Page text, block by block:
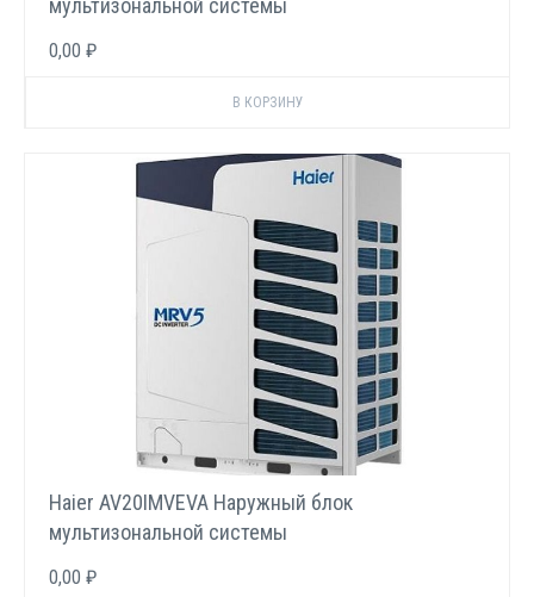
мультизональной системы
0,00 ₽
Haier AV20IMVEVA Наружный блок
мультизональной системы
0,00 ₽